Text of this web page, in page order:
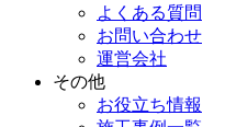
よくある質問
お問い合わせ
運営会社
その他
お役立ち情報